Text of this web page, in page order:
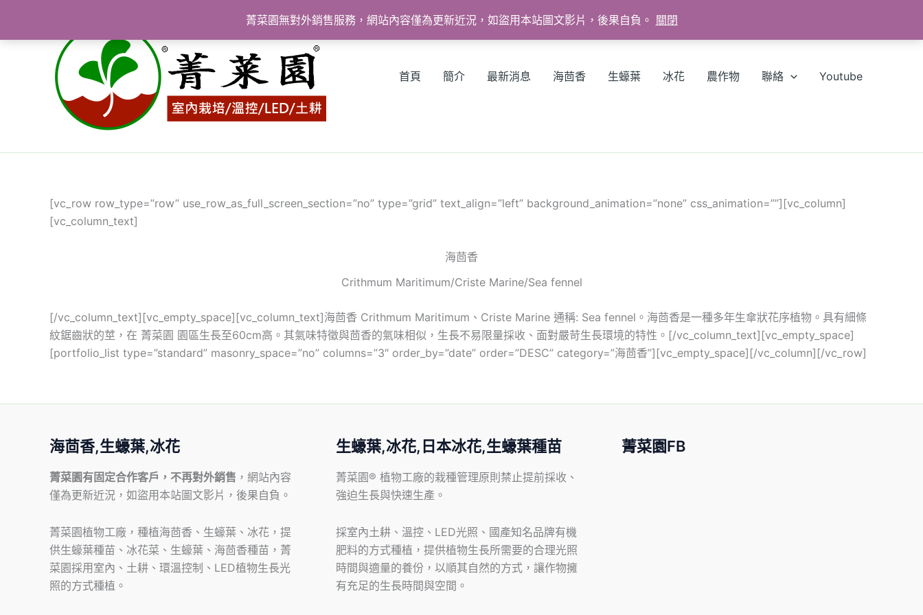
菁菜園無對外銷售服務，網站內容僅為更新近況，如盜用本站圖文影片，後果自負。 關閉
主
首頁 簡介 最新消息 海茴香 生蠔葉 冰花 農作物 聯絡 Youtube
[vc_row row_type=”row” use_row_as_full_screen_section=”no” type=”grid” text_align=”left” background_animation=”none” css_animation=””][vc_column]
[vc_column_text]
海茴香
Crithmum Maritimum/Criste Marine/Sea fennel
[/vc_column_text][vc_empty_space][vc_column_text]海茴香 Crithmum Maritimum、Criste Marine 通稱: Sea fennel。海茴香是一種多年生傘狀花序植物。具有細條
紋鋸齒狀的莖，在 菁菜園 園區生長至60cm高。其氣味特徵與茴香的氣味相似，生長不易限量採收、面對嚴苛生長環境的特性。[/vc_column_text][vc_empty_space]
[portfolio_list type=”standard” masonry_space=”no” columns=”3″ order_by=”date” order=”DESC” category=”海茴香”][vc_empty_space][/vc_column][/vc_row]
海茴香,生蠔葉,冰花
菁菜園有固定合作客戶，不再對外銷售 ，網站內容
僅為更新近況，如盜用本站圖文影片，後果自負。
菁菜園植物工廠，種植海茴香、生蠔葉、冰花，提
供生蠔葉種苗、冰花菜、生蠔葉、海茴香種苗，菁
菜園採用室內、土耕、環溫控制、LED植物生長光
照的方式種植。
生蠔葉,冰花,日本冰花,生蠔葉種苗
菁菜園® 植物工廠的栽種管理原則禁止提前採收、
強迫生長與快速生產。
採室內土耕、溫控、LED光照、國產知名品牌有機
肥料的方式種植，提供植物生長所需要的合理光照
時間與適量的養份，以順其自然的方式，讓作物擁
有充足的生長時間與空間。
菁菜園FB